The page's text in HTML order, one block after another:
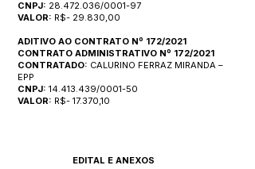
CNPJ: 28.472.036/0001-97
VALOR: R$- 29.830,00
ADITIVO AO CONTRATO Nº 172/2021
CONTRATO ADMINISTRATIVO Nº 172/2021
CONTRATADO: CALURINO FERRAZ MIRANDA –
EPP
CNPJ: 14.413.439/0001-50
VALOR: R$- 17.370,10
EDITAL E ANEXOS